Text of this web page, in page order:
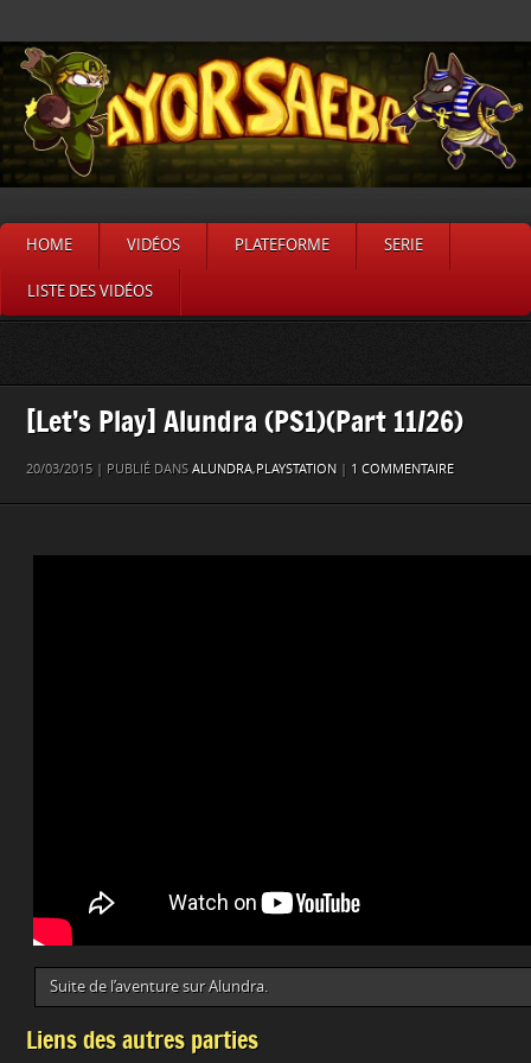
HOME VIDÉOS PLATEFORME SERIE
LISTE DES VIDÉOS
[Let’s Play] Alundra (PS1)(Part 11/26)
20/03/2015 | PUBLIÉ DANS ALUNDRA,PLAYSTATION 1 COMMENTAIRE
Suite de l’aventure sur Alundra.
Liens des autres parties